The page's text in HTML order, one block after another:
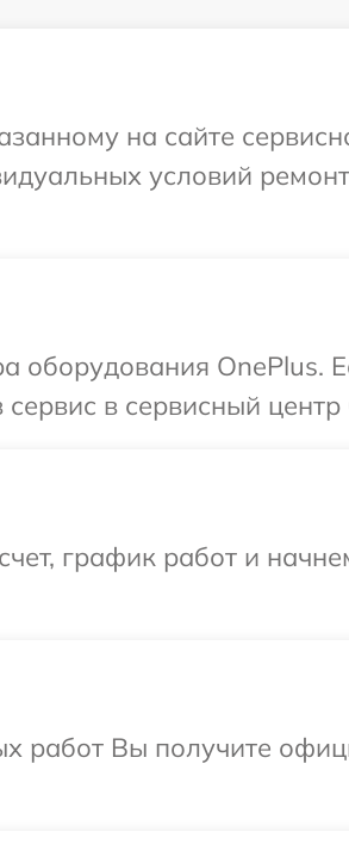
на сайте
условий
оборудования OnePlus.
в сервисный центр
график работ и
работ Вы получите